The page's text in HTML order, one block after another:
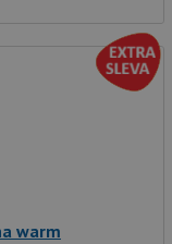
warm